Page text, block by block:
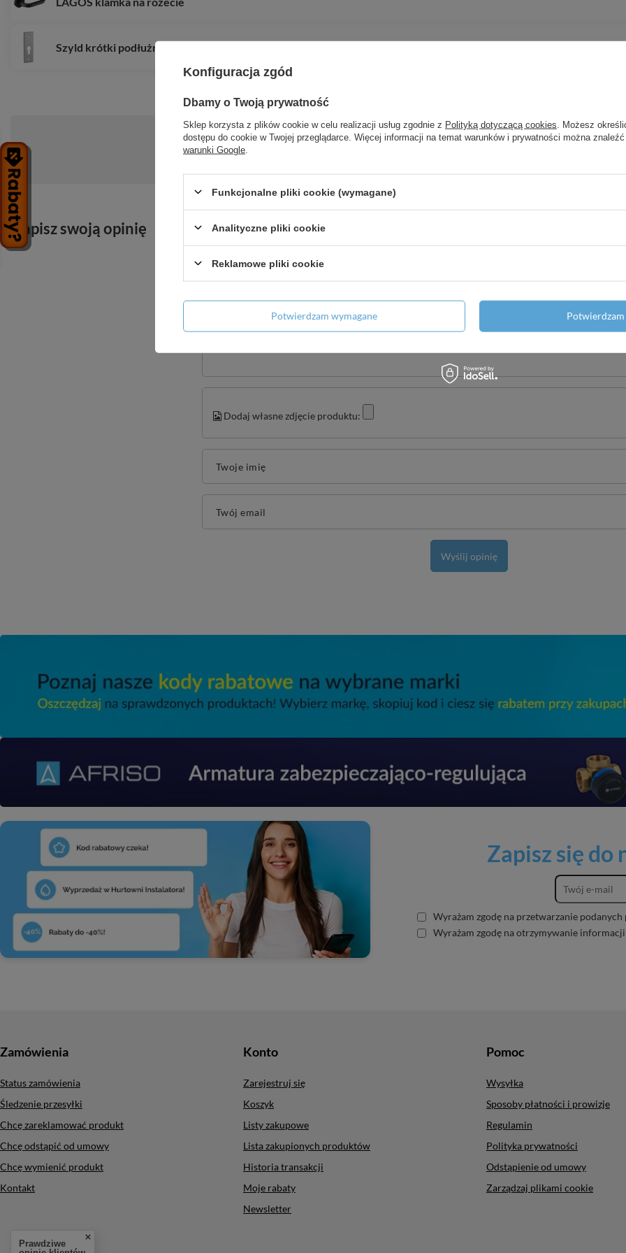
Szyld krótki podłużny wkładka
Potrzebujesz pomocy? Masz pytania?
Napisz swoją opinię
Dodaj własne zdjęcie produktu:
Twoje imię
Twój email
Wyślij opinię
Zapisz się do
Wyrażam zgodę na przetwarzanie
Wyrażam zgodę na otrzymywanie
Zamówienia
Status zamówienia
Śledzenie przesyłki
Chcę zareklamować produkt
Chcę odstąpić od umowy
Chcę wymienić produkt
Kontakt
Konto
Zarejestruj się
Koszyk
Listy zakupowe
Lista zakupionych produktów
Historia transakcji
Moje rabaty
Newsletter
Pomoc
Wysyłka
Sposoby płatności i prowizje
Regulamin
Polityka prywatności
Odstąpienie od umowy
Zarządzaj plikami cookie
Prawdziwe
Konfiguracja zgód
Dbamy o Twoją prywatność
Sklep korzysta z plików cookie w celu realizacji usług zgodnie z Polityką dotyczącą cookies . Możesz
dostępu do cookie w Twojej przeglądarce. Więcej informacji na temat warunków i prywatności można
warunki Google
Funkcjonalne pliki cookie (wymagane)
Analityczne pliki cookie
Reklamowe pliki cookie
Potwierdzam wymagane